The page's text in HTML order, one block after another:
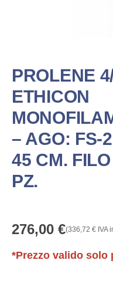
PROLENE
ETHICON
– AGO: FS-
45 CM.
PZ.
276,00 €(336,72 € IVA
*Prezzo valido solo